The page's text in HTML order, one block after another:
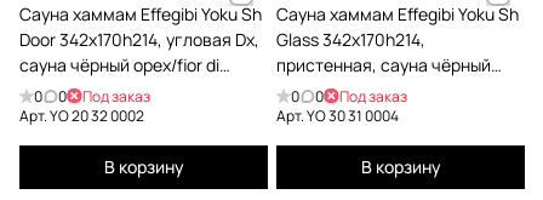
Сауна хаммам Effegibi Yoku Sh
Door 342x170h214, угловая Dx,
сауна чёрный орех/fior di
bosco tortora YO 20 32 0002
0 0
Под заказ
Арт.YO 20 32 0002
В корзину
Сауна хаммам Effegibi Yoku Sh
Glass 342x170h214,
пристенная, сауна чёрный
орех/calacatta gold extra YO 30
31 0004
0 0
Под заказ
Арт.YO 30 31 0004
В корзину